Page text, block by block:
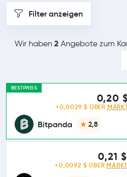
Filter anzeigen
Wir haben 2 Angebote zum
BESTPREIS
Bitpanda 2,8
0,20
+0,0029 $ ÜBER
0,21 $
+0,0092 $ ÜBER